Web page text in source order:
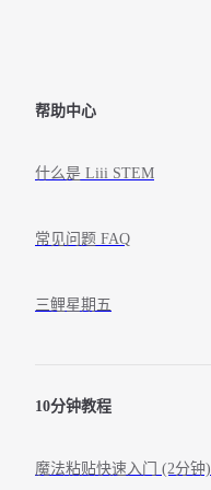
帮助中心
什么是 Liii STEM
常见问题 FAQ
三鲤星期五
10分钟教程
魔法粘贴快速入门 (2分钟)